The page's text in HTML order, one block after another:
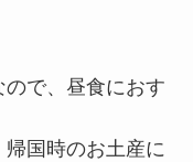
で、昼食におす
国時のお土産に